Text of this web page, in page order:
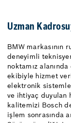
Uzman
BMW markasının
deneyimli
noktamız
ekibiyle hizmet
elektronik
ve ihtiyaç duyulan
kalitemizi Bosch
işlem sonrasında